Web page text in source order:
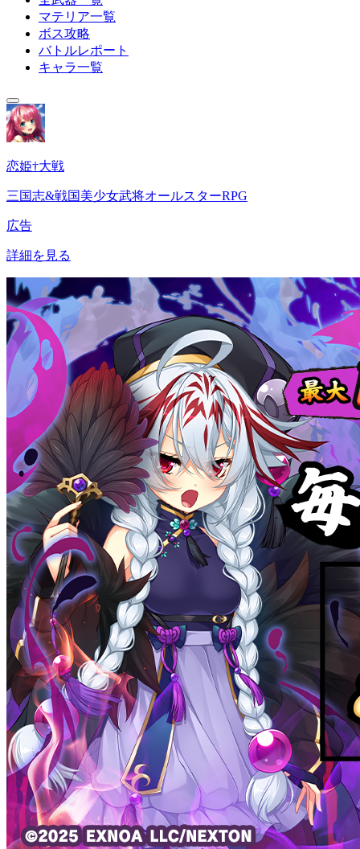
マテリア一覧
ボス攻略
バトルレポート
キャラ一覧
恋姫†大戦
三国志&戦国美少女武将オールスターRPG
広告
詳細を見る